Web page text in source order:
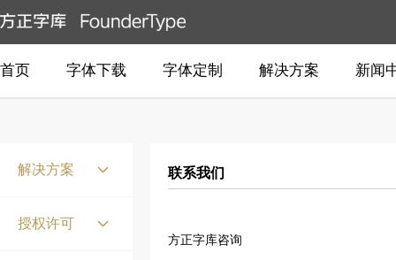
首页 字体下载 字体定制 解决方案 新闻
解决方案
国家标准点阵
授权许可
联系我们
方正字库咨询